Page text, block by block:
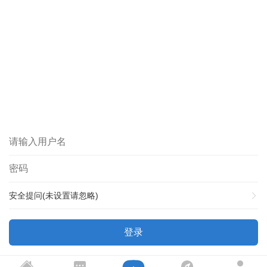
安全提问(未设置请忽略)
登录